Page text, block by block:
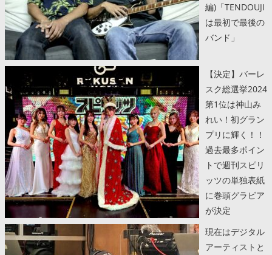
編)「TENDOUJI
は最初で最後の
バンド」
【決定】バーレ
スク総選挙2024
第1位は神山み
れい！初グラン
プリに輝く！！
過去最多ポイン
トで週刊スピリ
ッツの単独表紙
に巻頭グラビア
が決定
現在はデジタル
アーティストと